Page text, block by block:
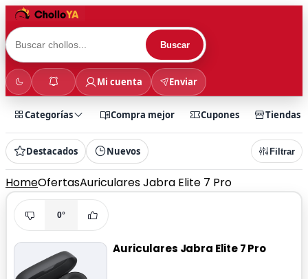
Buscar
Mi cuenta Enviar
Categorías Compra mejor Cupones Tiendas
Destacados Nuevos Filtrar
HomeOfertasAuriculares Jabra Elite 7 Pro
0°
Auriculares Jabra Elite 7 Pro